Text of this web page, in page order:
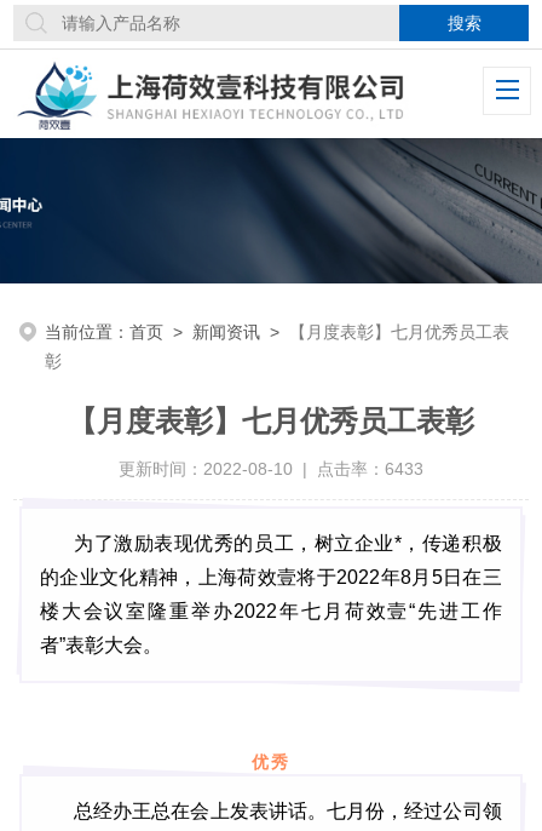
当前位置：首页 > 新闻资讯 >
【月度表彰】七月优秀员工表
彰
【月度表彰】七月优秀员工表彰
更新时间：2022-08-10 | 点击率：6433
为了激励表现优秀的员工，树立企业*，传递积极
的企业文化精神，上海荷效壹将于2022年8月5日在三
楼大会议室隆重举办2022年七月荷效壹“先进工作
者”表彰大会。
优秀
总经办王总在会上发表讲话。七月份，经过公司领